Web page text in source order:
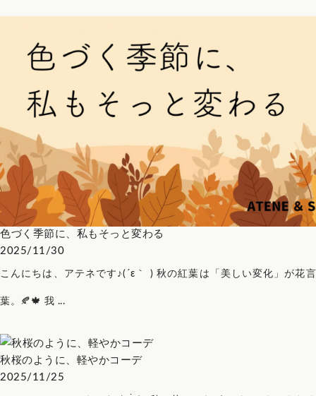
色づく季節に、私もそっと変わる
2025/11/30
こんにちは、アテネです♪(´ε｀ ) 秋の紅葉は「美しい変化」が花言
葉。🍂🍁 我 ...
秋桜のように、軽やかコーデ
2025/11/25